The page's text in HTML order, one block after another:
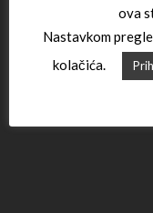
ova
Nastavkom
kolačića.